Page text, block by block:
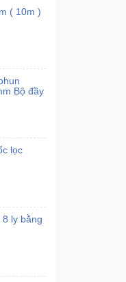
( 10m )
Bộ đầy
lọc
ly bằng